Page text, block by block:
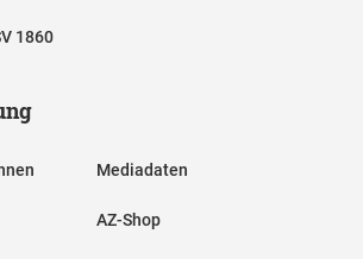
1860
Mediadaten
AZ-Shop